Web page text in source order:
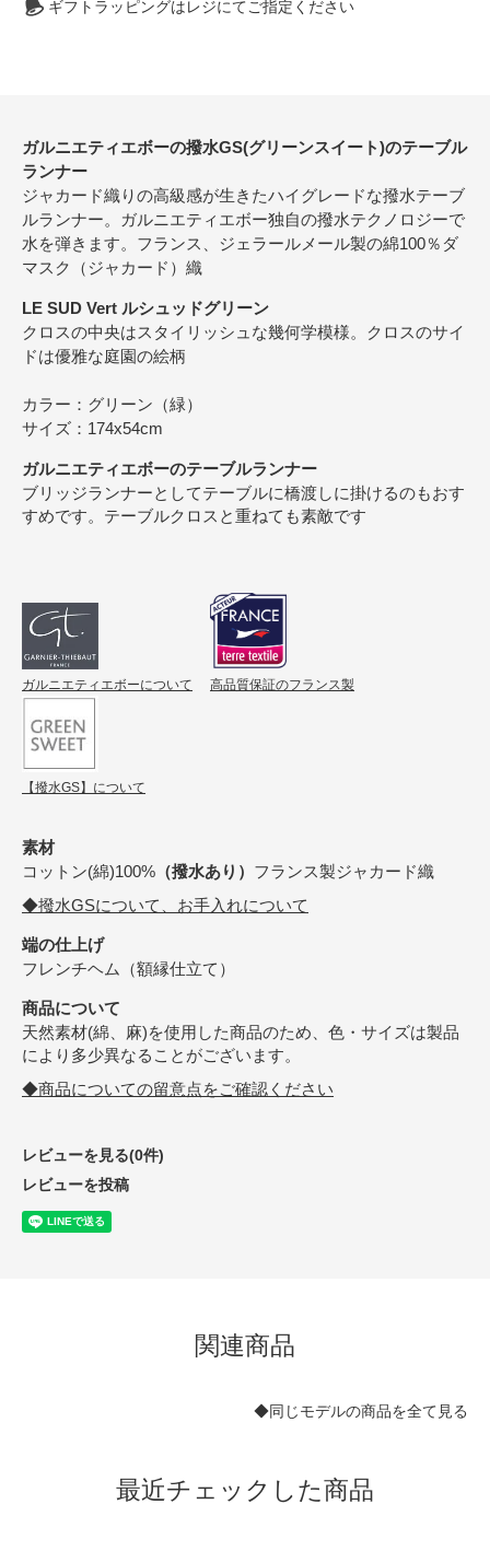
ギフトラッピングはレジにてご指定ください
ガルニエティエボーの撥水GS(グリーンスイート)のテーブル
ランナー
ジャカード織りの高級感が生きたハイグレードな撥水テーブ
ルランナー。ガルニエティエボー独自の撥水テクノロジーで
水を弾きます。フランス、ジェラールメール製の綿100％ダ
マスク（ジャカード）織
LE SUD Vert ルシュッドグリーン
クロスの中央はスタイリッシュな幾何学模様。クロスのサイ
ドは優雅な庭園の絵柄
カラー：グリーン（緑）
サイズ：174x54cm
ガルニエティエボーのテーブルランナー
ブリッジランナーとしてテーブルに橋渡しに掛けるのもおす
すめです。テーブルクロスと重ねても素敵です
ガルニエティエボーについて 高品質保証のフランス製
【撥水GS】について
素材
コットン(綿)100% （撥水あり） フランス製ジャカード織
◆撥水GSについて、お手入れについて
端の仕上げ
フレンチヘム（額縁仕立て）
商品について
天然素材(綿、麻)を使用した商品のため、色・サイズは製品
により多少異なることがございます。
◆商品についての留意点をご確認ください
レビューを見る(0件)
レビューを投稿
関連商品
◆同じモデルの商品を全て見る
最近チェックした商品